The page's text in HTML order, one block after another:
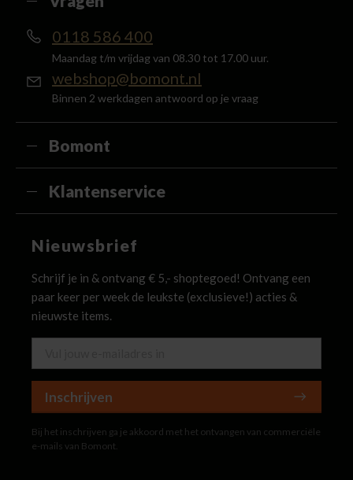
0118 586 400
Maandag t/m vrijdag van 08.30 tot 17.00 uur.
webshop@bomont.nl
Binnen 2 werkdagen antwoord op je vraag
Bomont
Klantenservice
Nieuwsbrief
Schrijf je in & ontvang € 5,- shoptegoed! Ontvang een
paar keer per week de leukste (exclusieve!) acties &
nieuwste items.
Inschrijven
Bij het inschrijven ga je akkoord met het ontvangen van commerciële
e-mails van Bomont.